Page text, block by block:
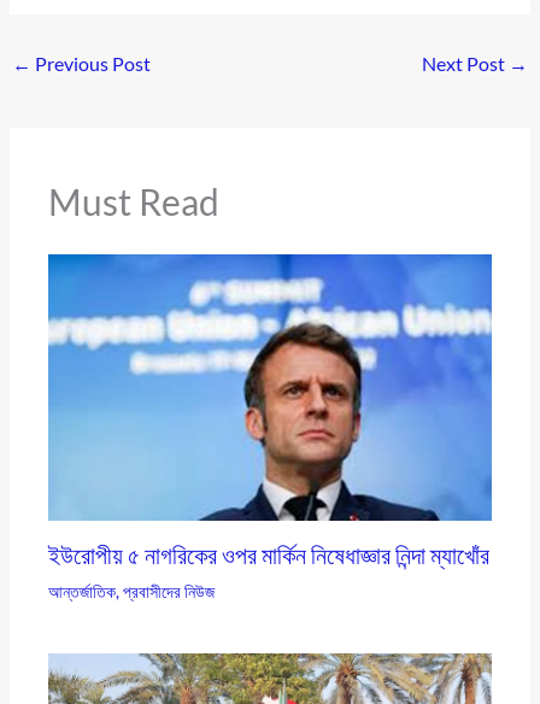
← Previous Post Next Post →
Must Read
ইউরোপীয় ৫ নাগরিকের ওপর মার্কিন নিষেধাজ্ঞার নিন্দা ম্যাখোঁর
আন্তর্জাতিক,প্রবাসীদের নিউজ